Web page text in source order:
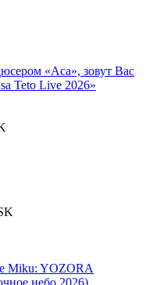
«Аса», зовут Вас
Teto Live 2026»
Miku: YOZORA
небо 2026)